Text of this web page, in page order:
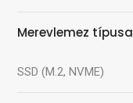
Merevlemez típusa
SSD (M.2, NVME)